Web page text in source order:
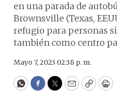
en una parada de
Brownsville (Texas,
refugio para personas
también como centro
Mayo 7, 2023 02:38 p. m.
WhatsApp
Facebook
Twitter
EmailCopy